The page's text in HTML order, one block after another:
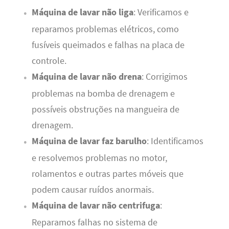
Máquina de lavar não liga: Verificamos e
reparamos problemas elétricos, como
fusíveis queimados e falhas na placa de
controle.
Máquina de lavar não drena: Corrigimos
problemas na bomba de drenagem e
possíveis obstruções na mangueira de
drenagem.
Máquina de lavar faz barulho: Identificamos
e resolvemos problemas no motor,
rolamentos e outras partes móveis que
podem causar ruídos anormais.
Máquina de lavar não centrifuga:
Reparamos falhas no sistema de